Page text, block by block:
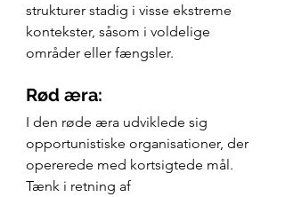
strukturer stadig i visse ekstreme
kontekster, såsom i voldelige
områder eller fængsler.
Rød æra:
I den røde æra udviklede sig
opportunistiske organisationer, der
opererede med kortsigtede mål.
Tænk i retning af